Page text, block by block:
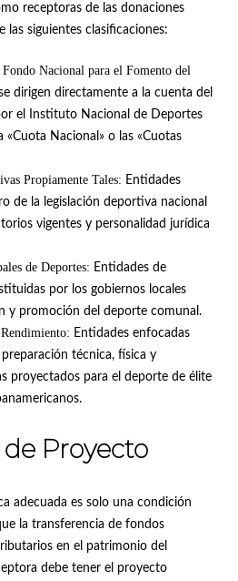
receptoras de las donaciones
las siguientes clasificaciones:
Nacional para el Fomento del
dirigen directamente a la cuenta del
el Instituto Nacional de Deportes
«Cuota Nacional» o las «Cuotas
Propiamente Tales: Entidades
de la legislación deportiva nacional
vigentes y personalidad jurídica
de Deportes: Entidades de
por los gobiernos locales
y promoción del deporte comunal .
Entidades enfocadas
técnica, física y
proyectados para el deporte de élite
.
Proyecto
adecuada es solo una condición
la transferencia de fondos
en el patrimonio del
debe tener el proyecto